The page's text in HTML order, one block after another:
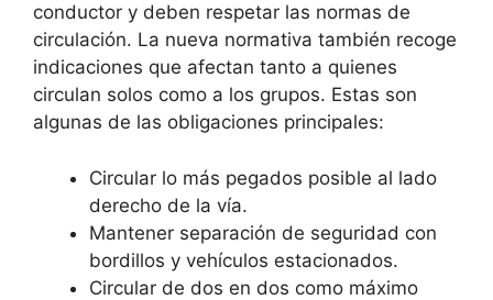
conductor y deben respetar las normas de
circulación. La nueva normativa también recoge
indicaciones que afectan tanto a quienes
circulan solos como a los grupos. Estas son
algunas de las obligaciones principales:
Circular lo más pegados posible al lado
derecho de la vía.
Mantener separación de seguridad con
bordillos y vehículos estacionados.
Circular de dos en dos como máximo